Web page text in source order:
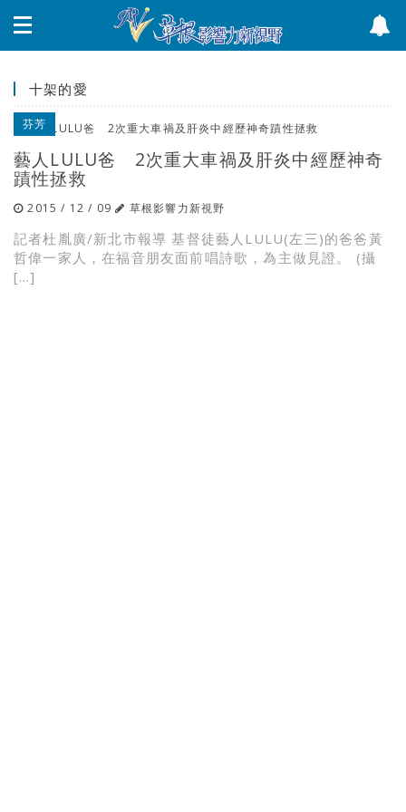
十架的愛
芬芳
藝人LULU爸 2次重大車禍及肝炎中經歷神奇
蹟性拯救
2015 / 12 / 09 草根影響力新視野
記者杜胤廣/新北市報導 基督徒藝人LULU(左三)的爸爸黃
哲偉一家人，在福音朋友面前唱詩歌，為主做見證。 (攝
[…]